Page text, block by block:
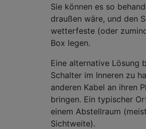
Sie können es so
draußen wäre, und den
wetterfeste (oder
Box legen.
Eine alternative Lösung
Schalter im Inneren zu
anderen Kabel an ihren
bringen. Ein typischer
einem Abstellraum
Sichtweite).